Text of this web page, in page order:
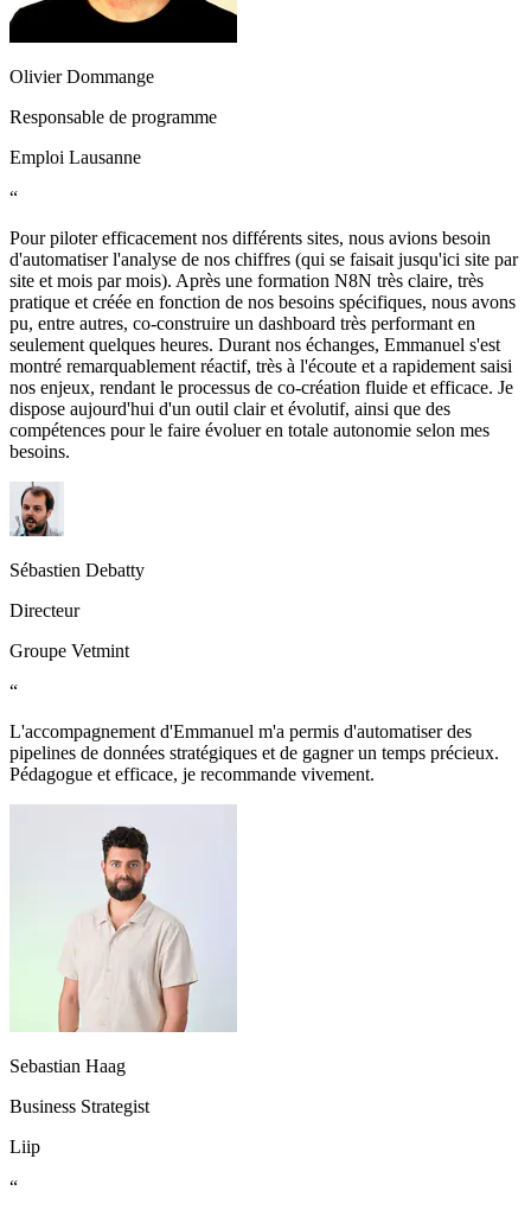
Olivier Dommange
Responsable de programme
Emploi Lausanne
“
Pour piloter efficacement nos différents sites, nous avions besoin
d'automatiser l'analyse de nos chiffres (qui se faisait jusqu'ici site par
site et mois par mois). Après une formation N8N très claire, très
pratique et créée en fonction de nos besoins spécifiques, nous avons
pu, entre autres, co-construire un dashboard très performant en
seulement quelques heures. Durant nos échanges, Emmanuel s'est
montré remarquablement réactif, très à l'écoute et a rapidement saisi
nos enjeux, rendant le processus de co-création fluide et efficace. Je
dispose aujourd'hui d'un outil clair et évolutif, ainsi que des
compétences pour le faire évoluer en totale autonomie selon mes
besoins.
Sébastien Debatty
Directeur
Groupe Vetmint
“
L'accompagnement d'Emmanuel m'a permis d'automatiser des
pipelines de données stratégiques et de gagner un temps précieux.
Pédagogue et efficace, je recommande vivement.
Sebastian Haag
Business Strategist
Liip
“